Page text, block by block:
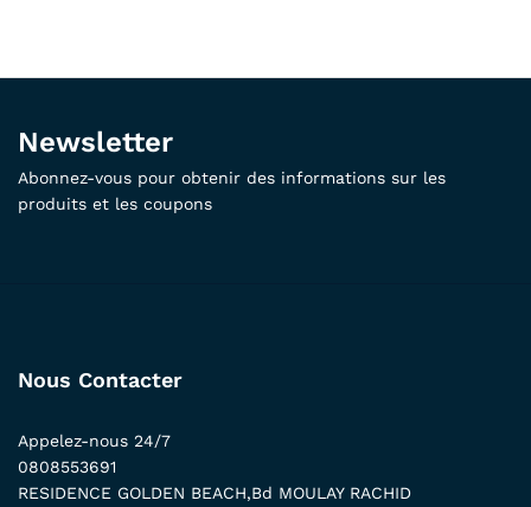
Newsletter
Abonnez-vous pour obtenir des informations sur les
produits et les coupons
Nous Contacter
Appelez-nous 24/7
0808553691
RESIDENCE GOLDEN BEACH,Bd MOULAY RACHID